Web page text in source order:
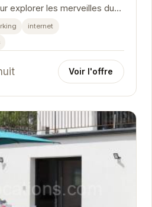
explorer les merveilles du
modernes,...
internet
Voir l'offre